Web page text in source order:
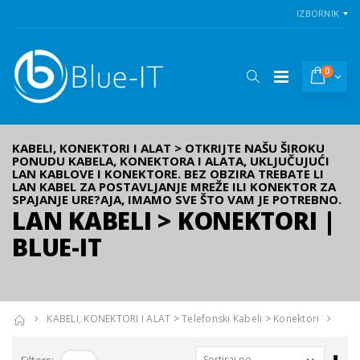
IZBORNIK
0
KABELI, KONEKTORI I ALAT > OTKRIJTE NAŠU ŠIROKU
PONUDU KABELA, KONEKTORA I ALATA, UKLJUČUJUĆI
LAN KABLOVE I KONEKTORE. BEZ OBZIRA TREBATE LI
LAN KABEL ZA POSTAVLJANJE MREŽE ILI KONEKTOR ZA
SPAJANJE URE?AJA, IMAMO SVE ŠTO VAM JE POTREBNO.
LAN KABELI > KONEKTORI |
BLUE-IT
KABELI, KONEKTORI I ALAT >Telefonski Kabeli > Konektori
kn 154,50 kn 118,75 kn